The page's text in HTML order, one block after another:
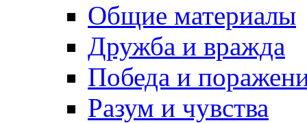
Общие материалы
Дружба и вражда
Победа и
Разум и чувства